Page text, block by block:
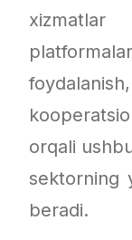
orqali
sektorning
beradi.